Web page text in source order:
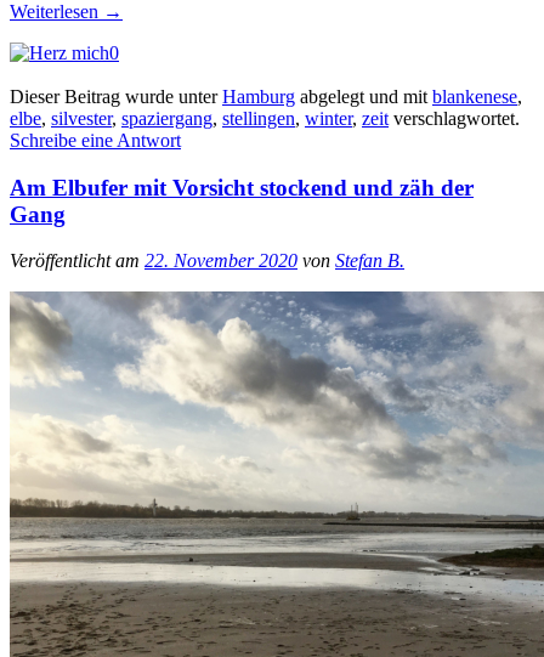
Weiterlesen →
0
Dieser Beitrag wurde unterHamburg abgelegt und mit blankenese,
elbe, silvester, spaziergang, stellingen, winter, zeit verschlagwortet.
Schreibe eine Antwort
Am Elbufer mit Vorsicht stockend und zäh der
Gang
Veröffentlicht am 22. November 2020 von Stefan B.